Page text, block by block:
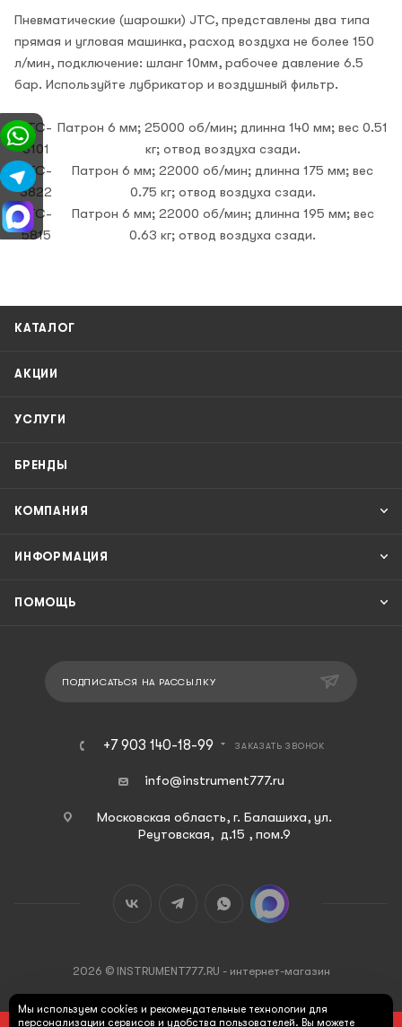
Пневматические (шарошки) JTC, представлены два типа
прямая и угловая машинка, расход воздуха не более 150
л/мин, подключение: шланг 10мм, рабочее давление 6.5
бар. Используйте лубрикатор и воздушный фильтр.
JTC-
3101
Патрон 6 мм; 25000 об/мин; длинна 140 мм; вес 0.51
кг; отвод воздуха сзади.
JTC-
3822
Патрон 6 мм; 22000 об/мин; длинна 175 мм; вес
0.75 кг; отвод воздуха сзади.
JTC-
5815
Патрон 6 мм; 22000 об/мин; длинна 195 мм; вес
0.63 кг; отвод воздуха сзади.
КАТАЛОГ
АКЦИИ
УСЛУГИ
БРЕНДЫ
КОМПАНИЯ
ИНФОРМАЦИЯ
ПОМОЩЬ
ПОДПИСАТЬСЯ НА РАССЫЛКУ
+7 903 140-18-99 ЗАКАЗАТЬ ЗВОНОК
info@instrument777.ru
Московская область, г. Балашиха, ул.
Реутовская, д.15 , пом.9
2026 © INSTRUMENT777.RU - интернет-магазин
Мы используем cookies и рекомендательные технологии для
персонализации сервисов и удобства пользователей. Вы можете